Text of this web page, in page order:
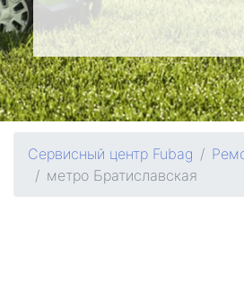
Сервисный центр Fubag
метро Братиславская